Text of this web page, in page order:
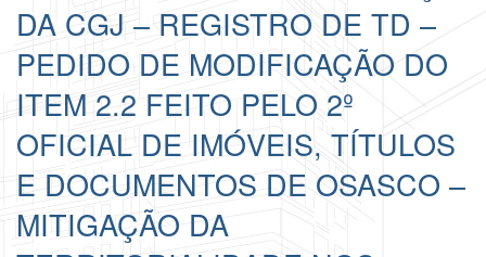
DA CGJ – REGISTRO DE TD –
PEDIDO DE MODIFICAÇÃO DO
ITEM 2.2 FEITO PELO 2º
OFICIAL DE IMÓVEIS, TÍTULOS
E DOCUMENTOS DE OSASCO –
MITIGAÇÃO DA